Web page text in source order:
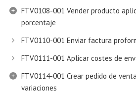
FTV0108-001 Vender producto
porcentaje
FTV0110-001 Enviar factura
FTV0111-001 Aplicar costes de
FTV0114-001 Crear pedido de
variaciones